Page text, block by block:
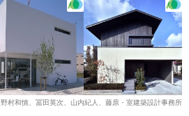
野村和慎、冨田英次、山内紀人、藤原・室建築設計事務所